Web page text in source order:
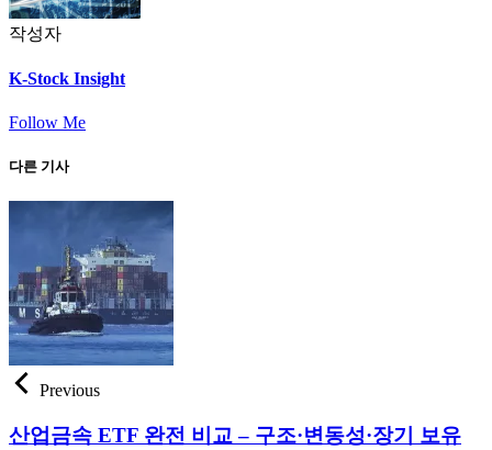
작성자
K-Stock Insight
Follow Me
다른 기사
Previous
산업금속 ETF 완전 비교 – 구조·변동성·장기 보유